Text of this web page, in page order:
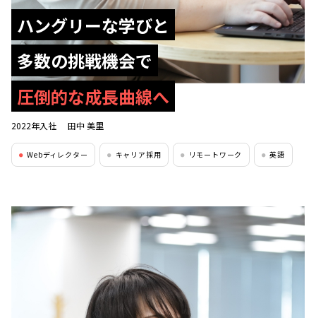
ハングリーな学びと
多数の挑戦機会で
圧倒的な成長曲線へ
2022年入社 田中 美里
● Webディレクター ● キャリア採用 ● リモートワーク ● 英語